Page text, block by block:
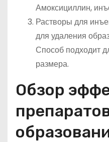
Амоксициллин,
Растворы для
для удаления
Способ подходит
размера.
Обзор